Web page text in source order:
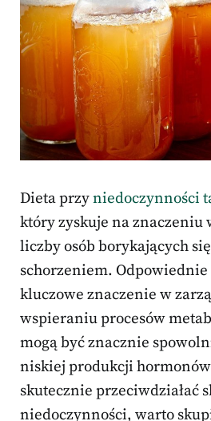
Dieta przyniedoczynności
który zyskuje na znaczeniu
liczby osób borykających
schorzeniem.
kluczowe znaczenie w
wspieraniu procesów
mogą być znacznie
niskiej produkcji
skutecznie przeciwdziałać
niedoczynności, warto